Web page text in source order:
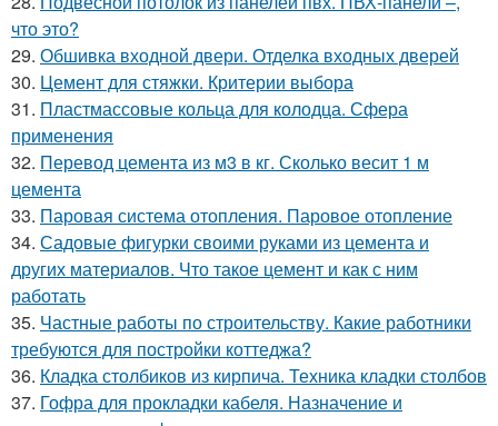
что это?
29. Обшивка входной двери. Отделка входных дверей
30. Цемент для стяжки. Критерии выбора
31. Пластмассовые кольца для колодца. Сфера
применения
32. Перевод цемента из м3 в кг. Сколько весит 1 м
цемента
33. Паровая система отопления. Паровое отопление
34. Садовые фигурки своими руками из цемента и
других материалов. Что такое цемент и как с ним
работать
35. Частные работы по строительству. Какие работники
требуются для постройки коттеджа?
36. Кладка столбиков из кирпича. Техника кладки столбов
37. Гофра для прокладки кабеля. Назначение и